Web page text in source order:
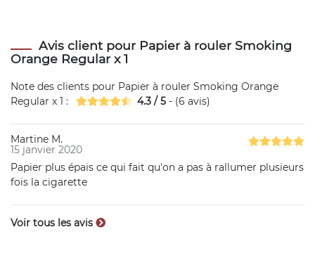
Avis client pour Papier à rouler Smoking
Orange Regular x 1
Note des clients pour Papier à rouler Smoking Orange
Regular x 1 : 4.3 /5 - (6 avis)
Martine M.
15 janvier 2020
Papier plus épais ce qui fait qu'on a pas à rallumer plusieurs
fois la cigarette
Voir tous les avis